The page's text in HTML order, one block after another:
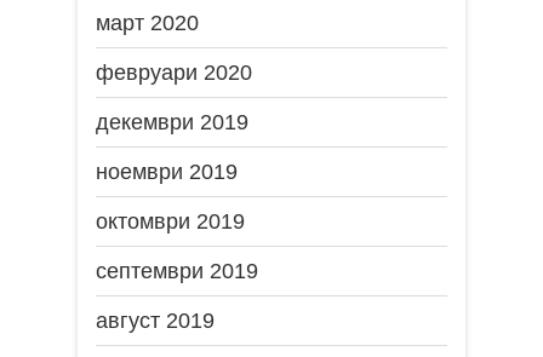
март 2020
февруари 2020
декември 2019
ноември 2019
октомври 2019
септември 2019
август 2019